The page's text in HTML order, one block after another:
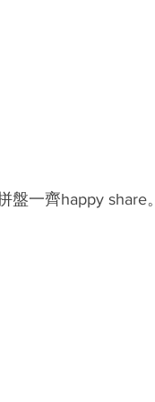
一齊happy share。